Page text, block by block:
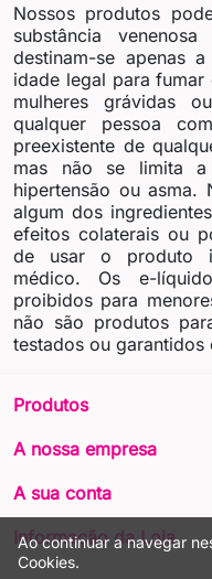
Ao continuar a navegar
Cookies.
Nossos produtos
substância
destinam-se apenas
idade legal para fumar
mulheres grávidas
qualquer pessoa
preexistente de
mas não se limita a
hipertensão ou
algum dos
efeitos colaterais ou
de usar o produto
médico. Os e-
proibidos para
não são produtos
testados ou garantidos
Produtos
A nossa empresa
A sua conta
Informação da Loja